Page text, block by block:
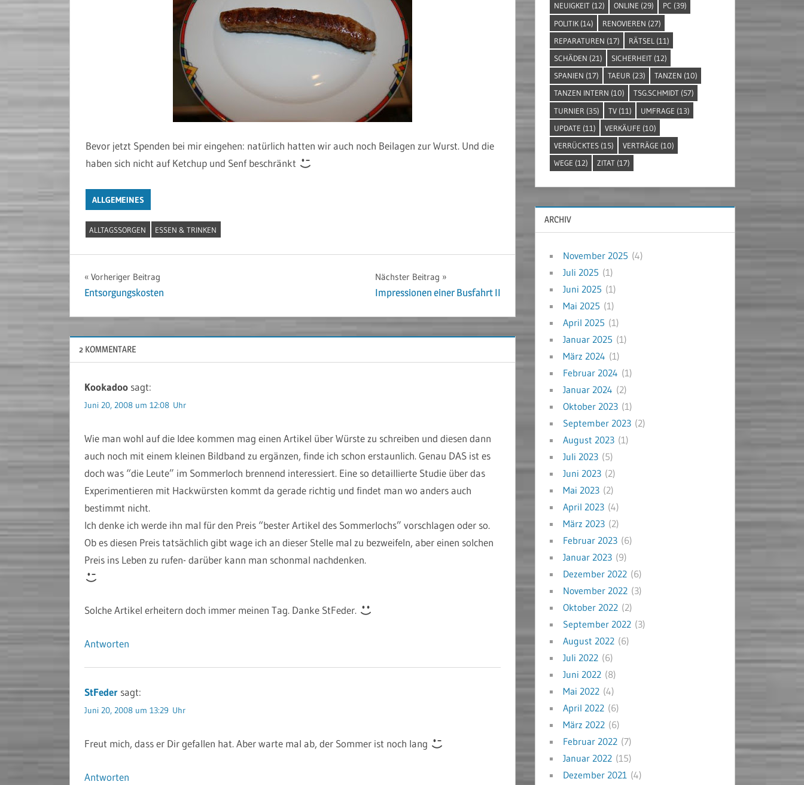
Bevor jetzt Spenden bei mir eingehen: natürlich hatten wir auch noch Beilagen zur Wurst. Und die
haben sich nicht auf Ketchup und Senf beschränkt
ALLGEMEINES
ALLTAGSSORGEN ESSEN & TRINKEN
Beitragsnavigation
Vorheriger Beitrag
Entsorgungskosten
Nächster Beitrag
Impressionen einer Busfahrt II
2 KOMMENTARE
Kookadoo sagt:
Juni 20, 2008 um 12:08 Uhr
Wie man wohl auf die Idee kommen mag einen Artikel über Würste zu schreiben und diesen dann
auch noch mit einem kleinen Bildband zu ergänzen, finde ich schon erstaunlich. Genau DAS ist es
doch was “die Leute” im Sommerloch brennend interessiert. Eine so detaillierte Studie über das
Experimentieren mit Hackwürsten kommt da gerade richtig und findet man wo anders auch
bestimmt nicht.
Ich denke ich werde ihn mal für den Preis “bester Artikel des Sommerlochs” vorschlagen oder so.
Ob es diesen Preis tatsächlich gibt wage ich an dieser Stelle mal zu bezweifeln, aber einen solchen
Preis ins Leben zu rufen- darüber kann man schonmal nachdenken.
Solche Artikel erheitern doch immer meinen Tag. Danke StFeder.
Antworten
StFeder sagt:
Juni 20, 2008 um 13:29 Uhr
Freut mich, dass er Dir gefallen hat. Aber warte mal ab, der Sommer ist noch lang
Antworten
NEUIGKEIT(12) ONLINE (29) PC (39)
POLITIK(14) RENOVIEREN (27)
REPARATUREN (17) RÄTSEL (11)
SCHÄDEN (21) SICHERHEIT(12)
SPANIEN (17) TAEUR(23) TANZEN (10)
TANZEN INTERN (10) TSG.SCHMIDT(57)
TURNIER (35) TV(11) UMFRAGE (13)
UPDATE (11) VERKÄUFE (10)
VERRÜCKTES(15) VERTRÄGE (10)
WEGE (12) ZITAT(17)
ARCHIV
November 2025 (4)
Juli 2025 (1)
Juni 2025 (1)
Mai 2025 (1)
April 2025 (1)
Januar 2025 (1)
März 2024 (1)
Februar 2024 (1)
Januar 2024 (2)
Oktober 2023 (1)
September 2023 (2)
August 2023 (1)
Juli 2023 (5)
Juni 2023 (2)
Mai 2023 (2)
April 2023 (4)
März 2023 (2)
Februar 2023 (6)
Januar 2023 (9)
Dezember 2022 (6)
November 2022 (3)
Oktober 2022 (2)
September 2022 (3)
August 2022 (6)
Juli 2022 (6)
Juni 2022 (8)
Mai 2022 (4)
April 2022 (6)
März 2022 (6)
Februar 2022 (7)
Januar 2022 (15)
Dezember 2021 (4)